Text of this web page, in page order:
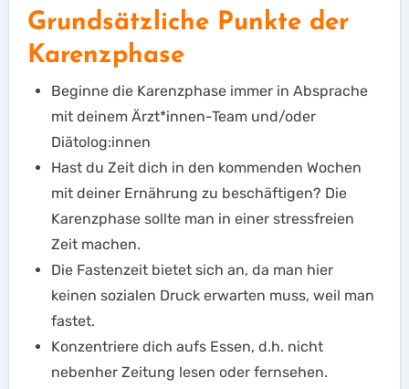
Grundsätzliche Punkte der
Karenzphase
Beginne die Karenzphase immer in Absprache
mit deinem Ärzt*innen-Team und/oder
Diätolog:innen
Hast du Zeit dich in den kommenden Wochen
mit deiner Ernährung zu beschäftigen? Die
Karenzphase sollte man in einer stressfreien
Zeit machen.
Die Fastenzeit bietet sich an, da man hier
keinen sozialen Druck erwarten muss, weil man
fastet.
Konzentriere dich aufs Essen, d.h. nicht
nebenher Zeitung lesen oder fernsehen.